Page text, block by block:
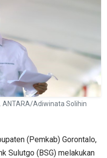
ANTARA/Adiwinata Solihin
(Pemkab) Gorontalo,
Sulutgo (BSG) melakukan